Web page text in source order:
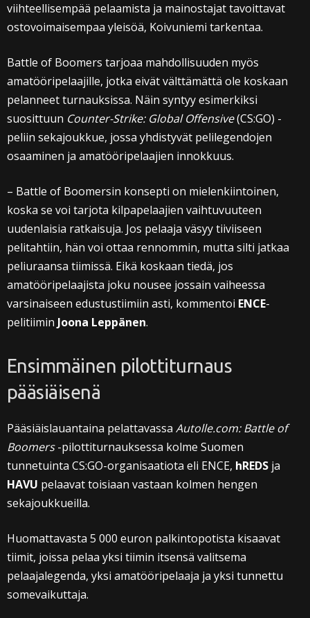
viihteellisempää pelaamista ja mainostajat tavoittavat
ostovoimaisempaa yleisöä, Koivuniemi tarkentaa.
Battle of Boomers tarjoaa mahdollisuuden myös
amatööripelaajille, jotka eivät välttämättä ole koskaan
pelanneet turnauksissa. Näin syntyy esimerkiksi
suosittuun Counter-Strike: Global Offensive(CS:GO) -
peliin sekajoukkue, jossa yhdistyvät pelilegendojen
osaaminen ja amatööripelaajien innokkuus.
– Battle of Boomersin konsepti on mielenkiintoinen,
koska se voi tarjota kilpapelaajien vaihtuvuuteen
uudenlaisia ratkaisuja. Jos pelaaja väsyy tiiviiseen
pelitahtiin, hän voi ottaa rennommin, mutta silti jatkaa
peliuraansa tiimissä. Eikä koskaan tiedä, jos
amatööripelaajista joku nousee jossain vaiheessa
varsinaiseen edustustiimiin asti, kommentoi ENCE-
pelitiimin Joona Leppänen.
Ensimmäinen pilottiturnaus
pääsiäisenä
Pääsiäislauantaina pelattavassa Autolle.com: Battle of
Boomers-pilottiturnauksessa kolme Suomen
tunnetuinta CS:GO-organisaatiota eli ENCE, hREDS ja
HAVU pelaavat toisiaan vastaan kolmen hengen
sekajoukkueilla.
Huomattavasta 5 000 euron palkintopotista kisaavat
tiimit, joissa pelaa yksi tiimin itsensä valitsema
pelaajalegenda, yksi amatööripelaaja ja yksi tunnettu
somevaikuttaja.